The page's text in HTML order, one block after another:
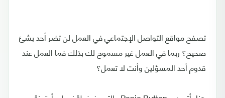
تصفح مواقع التواصل الإجتماعي في العمل لن تضر أحد بشئ
صحيح؟ ربما في العمل غير مسموح لك بذلك فما العمل عند
قدوم أحد المسؤلين وأنت لا تعمل؟